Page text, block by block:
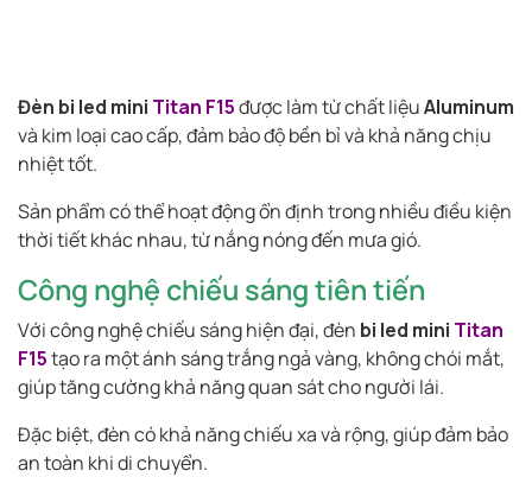
Đèn bi led mini Titan F15được làm từ chất liệuAluminum
và kim loại cao cấp, đảm bảo độ bền bỉ và khả năng chịu
nhiệt tốt.
Sản phẩm có thể hoạt động ổn định trong nhiều điều kiện
thời tiết khác nhau, từ nắng nóng đến mưa gió.
Công nghệ chiếu sáng tiên tiến
Với công nghệ chiếu sáng hiện đại, đèn bi led mini Titan
F15tạo ra một ánh sáng trắng ngả vàng, không chói mắt,
giúp tăng cường khả năng quan sát cho người lái.
Đặc biệt, đèn có khả năng chiếu xa và rộng, giúp đảm bảo
an toàn khi di chuyển.